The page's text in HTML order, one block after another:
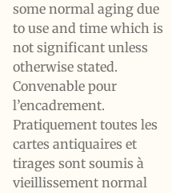
some normal aging due
to use and time which is
not significant unless
otherwise stated.
Convenable pour
l’encadrement.
Pratiquement toutes les
cartes antiquaires et
tirages sont soumis à
vieillissement normal